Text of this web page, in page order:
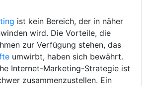
ist kein Bereich, der in näher
wird. Die Vorteile, die
zur Verfügung stehen, das
umwirbt, haben sich bewährt.
Internet-Marketing-Strategie ist
zusammenzustellen. Ein